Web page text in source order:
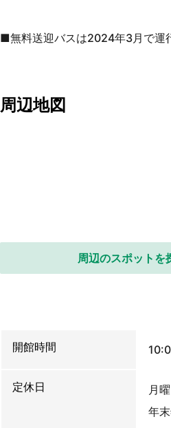
■無料送迎バスは2024年3月で運
周辺地図
周辺のスポットを
開館時間
定休日
月
年